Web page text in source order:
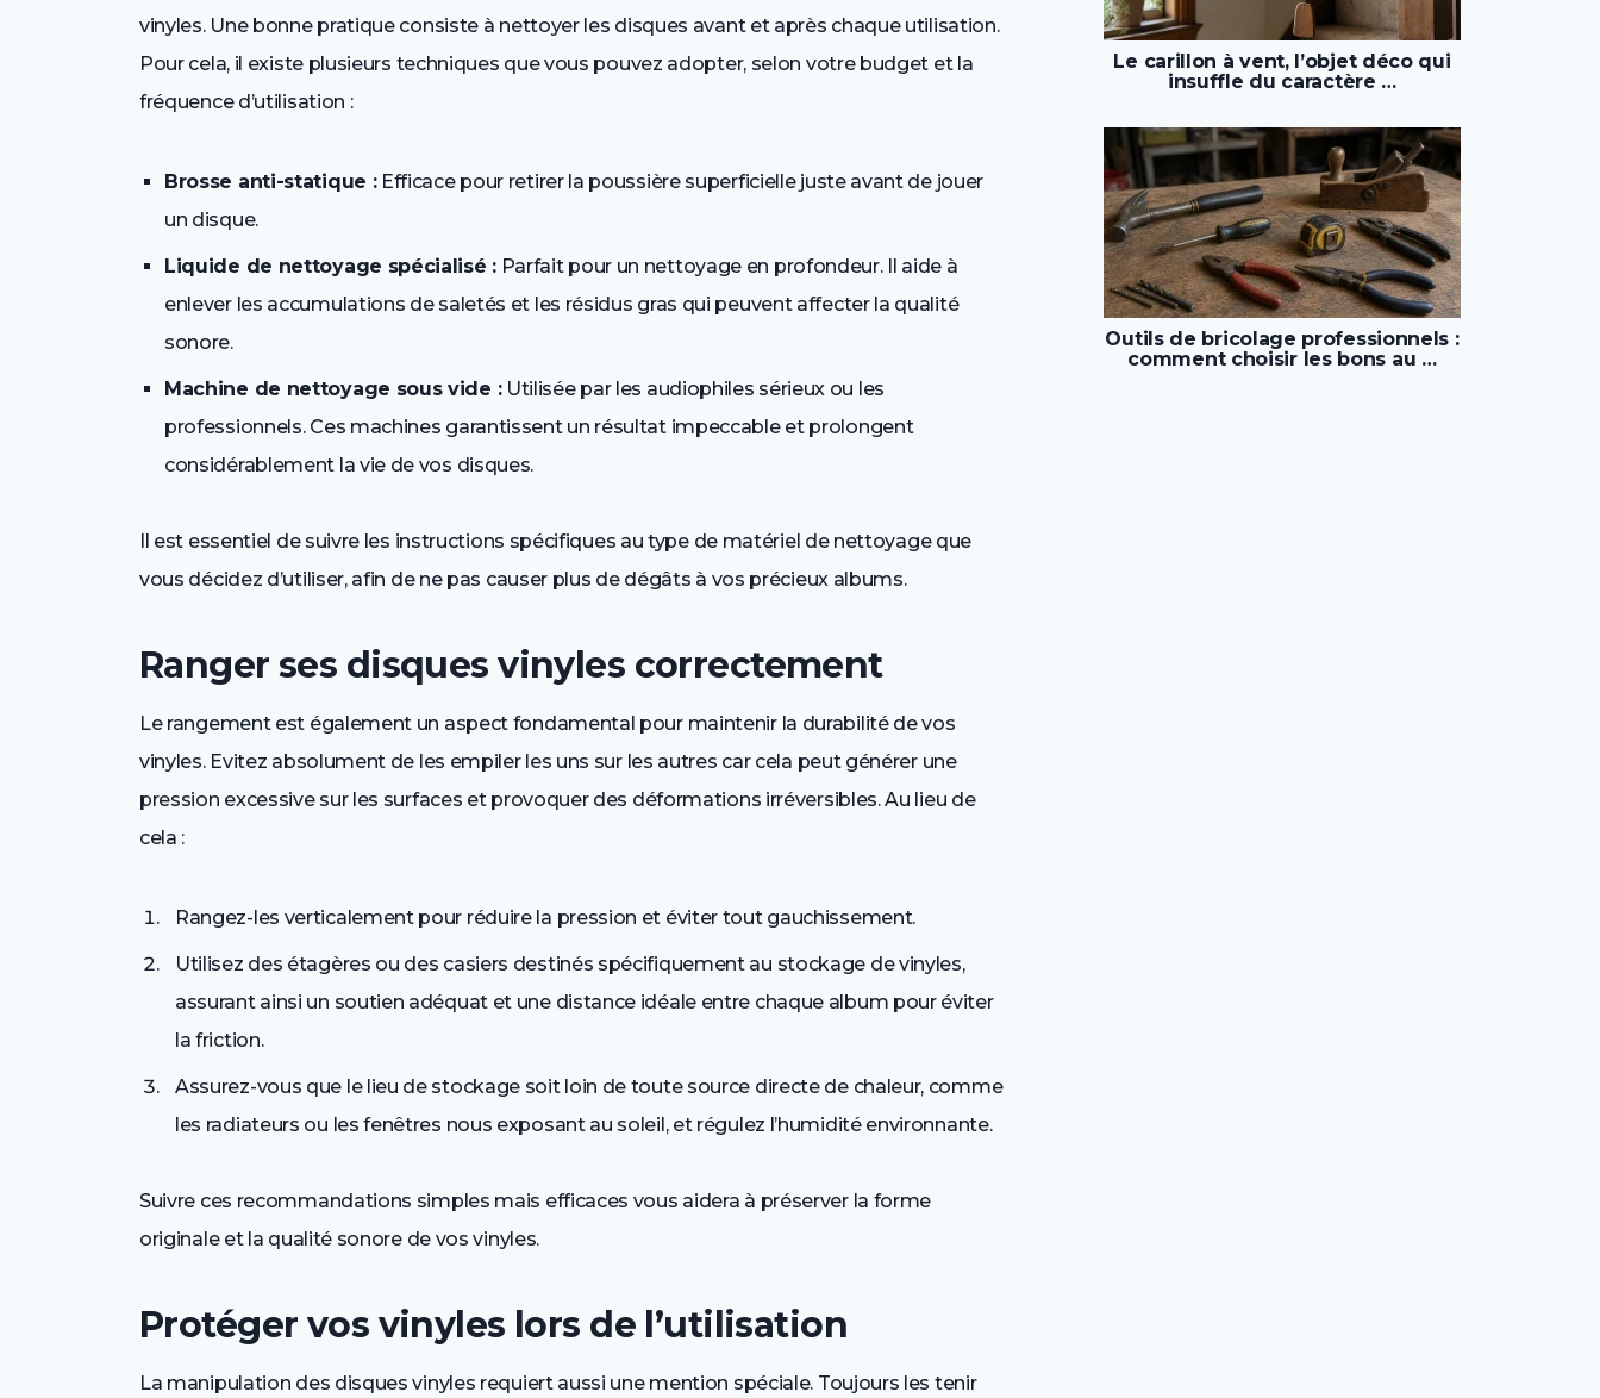
vinyles. Une bonne pratique consiste à nettoyer les disques avant et après chaque utilisation.
Pour cela, il existe plusieurs techniques que vous pouvez adopter, selon votre budget et la
fréquence d’utilisation :
Brosse anti-statique :Efficace pour retirer la poussière superficielle juste avant de jouer
un disque.
Liquide de nettoyage spécialisé :Parfait pour un nettoyage en profondeur. Il aide à
enlever les accumulations de saletés et les résidus gras qui peuvent affecter la qualité
sonore.
Machine de nettoyage sous vide :Utilisée par les audiophiles sérieux ou les
professionnels. Ces machines garantissent un résultat impeccable et prolongent
considérablement la vie de vos disques.
Il est essentiel de suivre les instructions spécifiques au type de matériel de nettoyage que
vous décidez d’utiliser, afin de ne pas causer plus de dégâts à vos précieux albums.
Ranger ses disques vinyles correctement
Le rangement est également un aspect fondamental pour maintenir la durabilité de vos
vinyles. Evitez absolument de les empiler les uns sur les autres car cela peut générer une
pression excessive sur les surfaces et provoquer des déformations irréversibles. Au lieu de
cela :
Rangez-les verticalement pour réduire la pression et éviter tout gauchissement.
Utilisez des étagères ou des casiers destinés spécifiquement au stockage de vinyles,
assurant ainsi un soutien adéquat et une distance idéale entre chaque album pour éviter
la friction.
Assurez-vous que le lieu de stockage soit loin de toute source directe de chaleur, comme
les radiateurs ou les fenêtres nous exposant au soleil, et régulez l’humidité environnante.
Suivre ces recommandations simples mais efficaces vous aidera à préserver la forme
originale et la qualité sonore de vos vinyles.
Protéger vos vinyles lors de l’utilisation
La manipulation des disques vinyles requiert aussi une mention spéciale. Toujours les tenir
Le carillon à vent, l’objet déco qui
insuffle du caractère …
Outils de bricolage professionnels :
comment choisir les bons au …